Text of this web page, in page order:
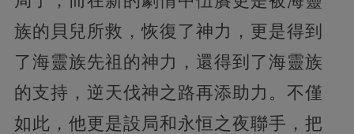
族的貝兒所救，恢復了神力，更是得到
了海靈族先祖的神力，還得到了海靈族
的支持，逆天伐神之路再添助力。不僅
如此，他更是設局和永恒之夜聯手，把